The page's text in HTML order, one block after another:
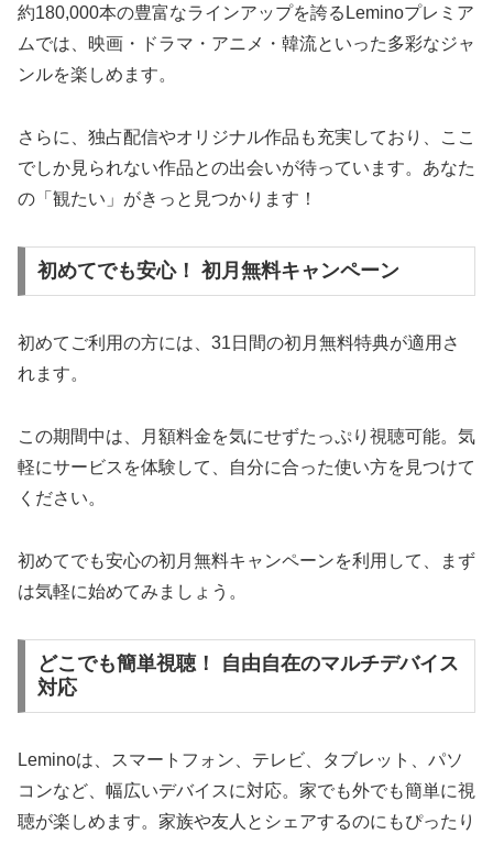
約180,000本の豊富なラインアップを誇るLeminoプレミア
ムでは、映画・ドラマ・アニメ・韓流といった多彩なジャ
ンルを楽しめます。
さらに、独占配信やオリジナル作品も充実しており、ここ
でしか見られない作品との出会いが待っています。あなた
の「観たい」がきっと見つかります！
初めてでも安心！ 初月無料キャンペーン
初めてご利用の方には、31日間の初月無料特典が適用さ
れます。
この期間中は、月額料金を気にせずたっぷり視聴可能。気
軽にサービスを体験して、自分に合った使い方を見つけて
ください。
初めてでも安心の初月無料キャンペーンを利用して、まず
は気軽に始めてみましょう。
どこでも簡単視聴！ 自由自在のマルチデバイス
対応
Leminoは、スマートフォン、テレビ、タブレット、パソ
コンなど、幅広いデバイスに対応。家でも外でも簡単に視
聴が楽しめます。家族や友人とシェアするのにもぴったり